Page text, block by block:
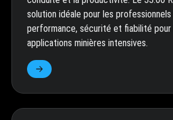
solution idéale pour les
performance, sécurité et fiabilité pour
applications minières intensives.